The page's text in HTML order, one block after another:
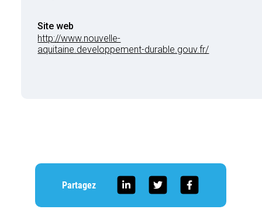
Site web
http://www.nouvelle-
aquitaine.developpement-durable.gouv.fr/
Partagez